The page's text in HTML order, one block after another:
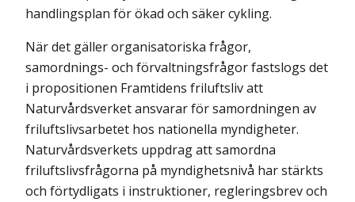
handlingsplan för ökad och säker cykling.
När det gäller organisatoriska frågor,
samordnings- och förvaltningsfrågor fastslogs det
i propositionen Framtidens friluftsliv att
Naturvårdsverket ansvarar för samordningen av
friluftslivsarbetet hos nationella myndigheter.
Naturvårdsverkets uppdrag att samordna
friluftslivsfrågorna på myndighetsnivå har stärkts
och förtydligats i instruktioner, regleringsbrev och